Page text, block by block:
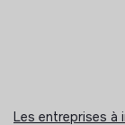
Les entreprises